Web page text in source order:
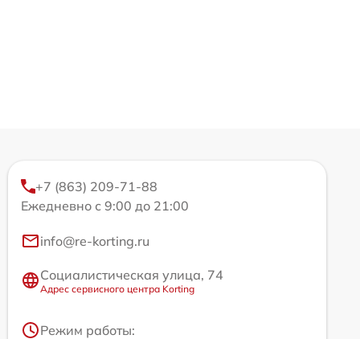
+7 (863) 209-71-88
Ежедневно с 9:00 до 21:00
info@re-korting.ru
Социалистическая улица, 74
Адрес сервисного центра Korting
Режим работы: